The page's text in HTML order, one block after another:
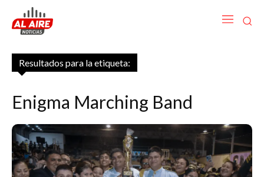
Resultados para la etiqueta:
Enigma Marching Band